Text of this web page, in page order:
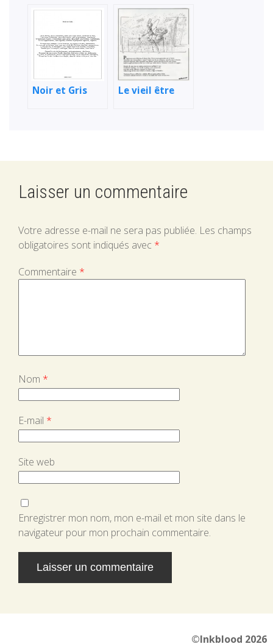
Noir et Gris Le vieil être
Laisser un commentaire
Votre adresse e-mail ne sera pas publiée. Les champs
obligatoires sont indiqués avec *
Commentaire *
Nom *
E-mail *
Site web
Enregistrer mon nom, mon e-mail et mon site dans le
navigateur pour mon prochain commentaire.
©Inkblood 2026